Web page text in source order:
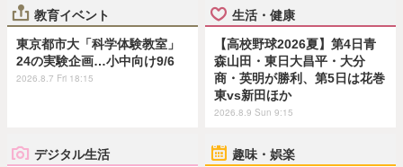
教育イベント
東京都市大「科学体験教室」
24の実験企画…小中向け9/6
2026.8.7 Fri 18:15
生活・健康
【高校野球2026夏】第4日青
森山田・東日大昌平・大分
商・英明が勝利、第5日は花巻
東vs新田ほか
2026.8.9 Sun 9:15
デジタル生活 趣味・娯楽